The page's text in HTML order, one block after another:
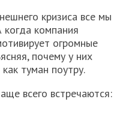
кризиса все мы
когда компания
огромные
почему у них
туман поутру.
всего встречаются: